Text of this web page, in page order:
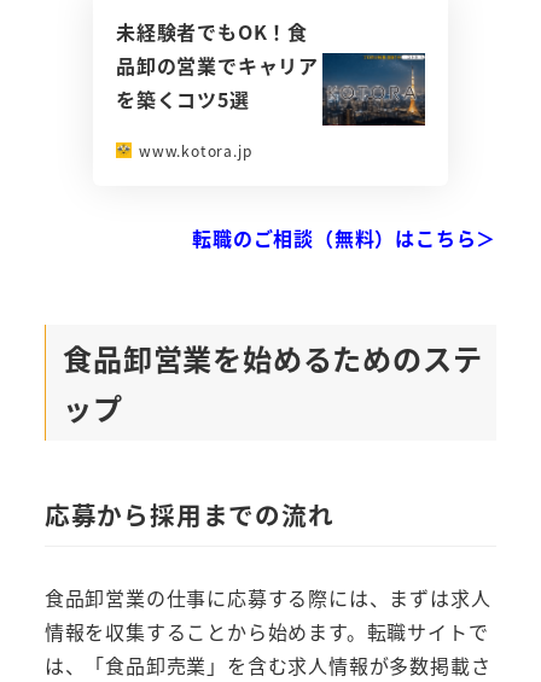
未経験者でもOK！食
品卸の営業でキャリア
を築くコツ5選
www.kotora.jp
転職のご相談（無料）はこちら＞
食品卸営業を始めるためのステ
ップ
応募から採用までの流れ
食品卸営業の仕事に応募する際には、まずは求人
情報を収集することから始めます。転職サイトで
は、「食品卸売業」を含む求人情報が多数掲載さ